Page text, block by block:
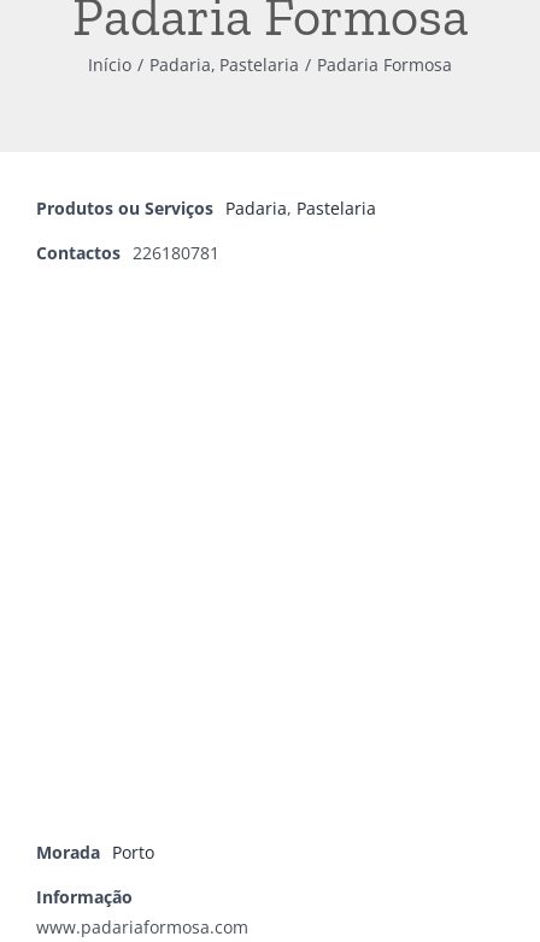
Padaria Formosa
Início Padaria Pastelaria Padaria Formosa
Produtos ou Serviços Padaria, Pastelaria
Contactos 226180781
Morada Porto
Informação
www.padariaformosa.com